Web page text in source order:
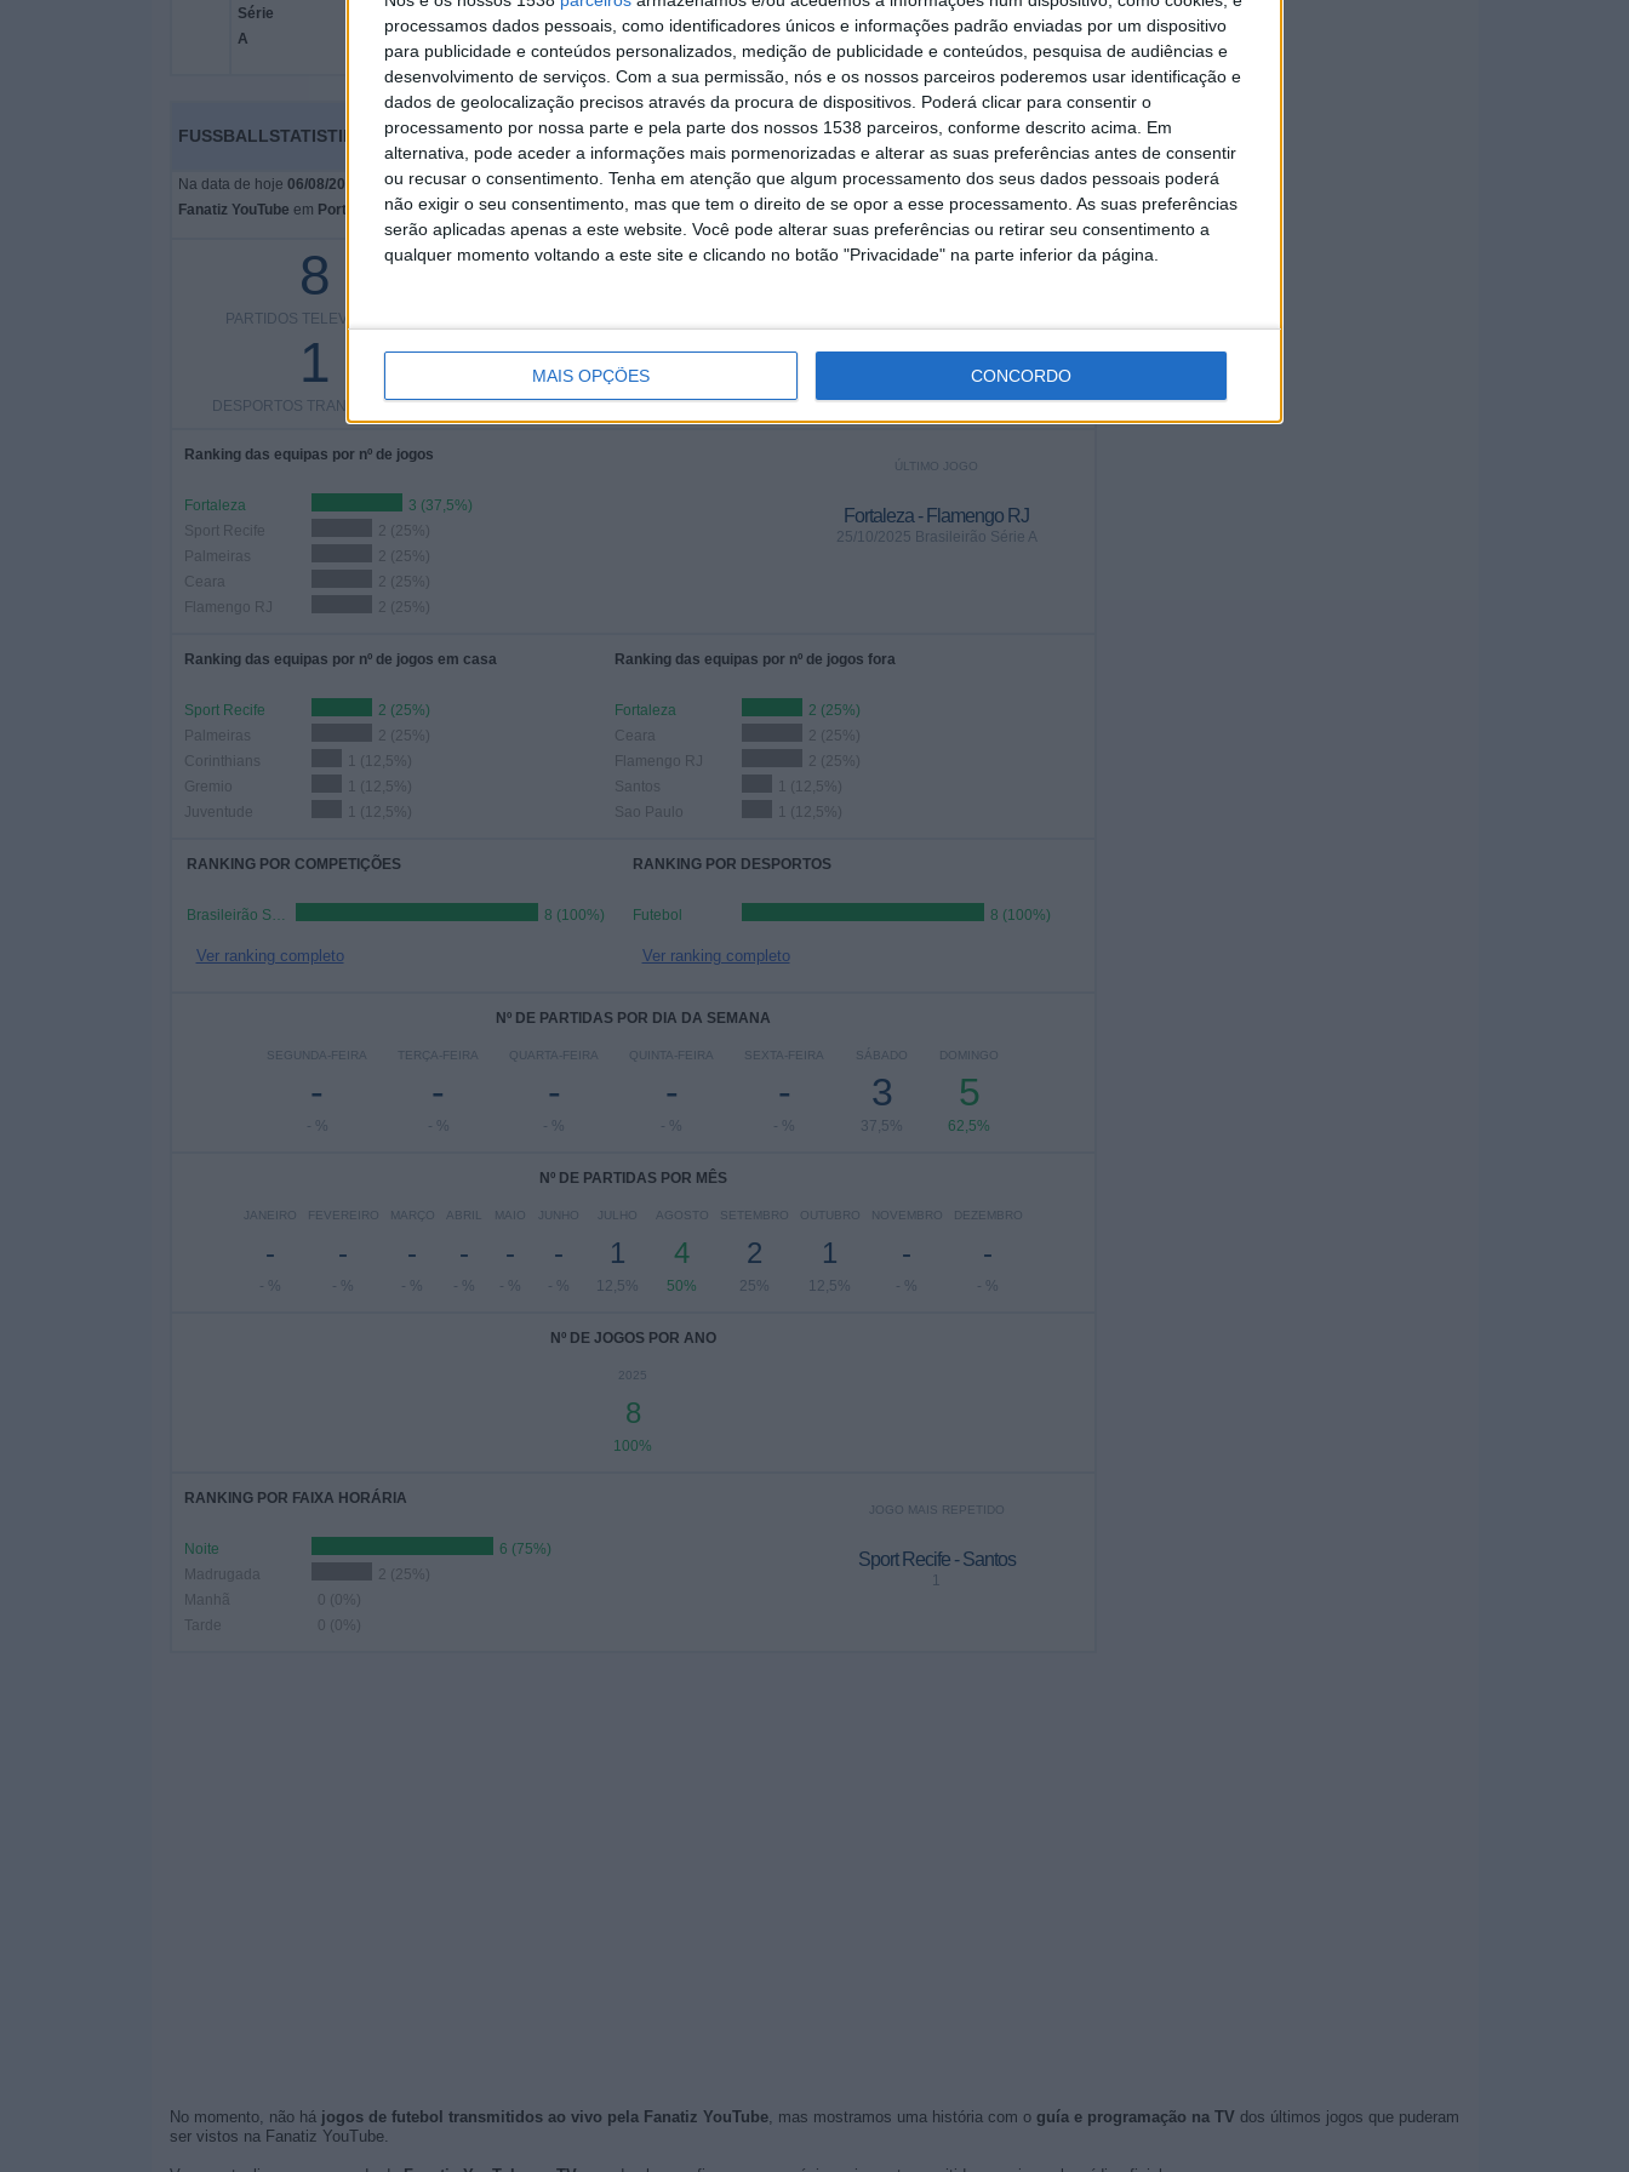
processamos dados pessoais, como identificadores únicos e informações padrão enviadas por um dispositivo
para publicidade e conteúdos personalizados, medição de publicidade e conteúdos, pesquisa de audiências e
desenvolvimento de serviços. Com a sua permissão, nós e os nossos parceiros poderemos usar identificação e
dados de geolocalização precisos através da procura de dispositivos. Poderá clicar para consentir o
processamento por nossa parte e pela parte dos nossos 1538 parceiros, conforme descrito acima. Em
alternativa, pode aceder a informações mais pormenorizadas e alterar as suas preferências antes de consentir
ou recusar o consentimento. Tenha em atenção que algum processamento dos seus dados pessoais poderá
não exigir o seu consentimento, mas que tem o direito de se opor a esse processamento. As suas preferências
serão aplicadas apenas a este website. Você pode alterar suas preferências ou retirar seu consentimento a
qualquer momento voltando a este site e clicando no botão "Privacidade" na parte inferior da página.
MAIS OPÇÕES CONCORDO
(Ver ao
vivo)
YouTube
FUSSBALLSTATISTIKEN VOM KANAL FANATIZ YOUTUBE IN PORTUGAL
Na data de hoje 06/08/2026
e desde que este site começou a recolher os dados estatísticos sobre quando e onde os jogos do canal
Fanatiz YouTube em Portugal são transmitidos, que foi o26/07/2025 , podemos fornecer os seguintes dados:
8
PARTIDOS TELEVISADOS
1 10
1
DESPORTOS TRANSMITIDOS
Ranking das equipas por nº de jogos
Fortaleza
3 (37,5%)
Sport Recife
2 (25%)
Palmeiras
2 (25%)
Ceara
2 (25%)
Flamengo RJ
2 (25%)
ÚLTIMO JOGO
Fortaleza - Flamengo RJ
25/10/2025 Brasileirão Série A
Ranking das equipas por nº de jogos em casa
Sport Recife
2 (25%)
Palmeiras
2 (25%)
Corinthians
1 (12,5%)
Gremio
1 (12,5%)
Juventude
1 (12,5%)
Ranking das equipas por nº de jogos fora
Fortaleza
2 (25%)
Ceara
2 (25%)
Flamengo RJ
2 (25%)
Santos
1 (12,5%)
Sao Paulo
1 (12,5%)
RANKING POR COMPETIÇÕES
Brasileirão Série A 8 (100%)
Ver ranking completo
RANKING POR DESPORTOS
Futebol 8 (100%)
Ver ranking completo
Nº DE PARTIDAS POR DIA DA SEMANA
SEGUNDA-FEIRA
-
- %
TERÇA-FEIRA
-
- %
QUARTA-FEIRA
-
- %
QUINTA-FEIRA
-
- %
SEXTA-FEIRA
-
- %
SÁBADO
3
37,5%
DOMINGO
5
62,5%
Nº DE PARTIDAS POR MÊS
JANEIRO
-
- %
FEVEREIRO
-
- %
MARÇO
-
- %
ABRIL
-
- %
MAIO
-
- %
JUNHO
-
- %
JULHO
1
12,5%
AGOSTO
4
50%
SETEMBRO
2
25%
OUTUBRO
1
12,5%
NOVEMBRO
-
- %
DEZEMBRO
-
- %
Nº DE JOGOS POR ANO
2025
8
100%
RANKING POR FAIXA HORÁRIA
Noite
6 (75%)
Madrugada
2 (25%)
Manhã
0 (0%)
Tarde
0 (0%)
JOGO MAIS REPETIDO
Sport Recife - Santos
1
No momento, não há jogos de futebol transmitidos ao vivo pela Fanatiz YouTube, mas mostramos uma história com o guía e programação na TV dos últimos jogos que puderam
ser vistos na Fanatiz YouTube.